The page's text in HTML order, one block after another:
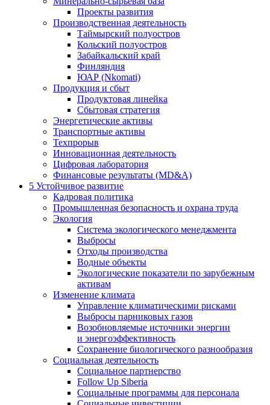
Проекты развития
Производственная деятельность
Таймырский полуостров
Кольский полуостров
Забайкальский край
Финляндия
ЮАР (Nkomati)
Продукция и сбыт
Продуктовая линейка
Сбытовая стратегия
Энергетические активы
Транспортные активы
Техпрорыв
Инновационная деятельность
Цифровая лаборатория
Финансовые результаты (MD&A)
5 Устойчивое развитие
Кадровая политика
Промышленная безопасность и охрана труда
Экология
Система экологического менеджмента
Выбросы
Отходы производства
Водные объекты
Экологические показатели по зарубежным
активам
Изменение климата
Управление климатическими рисками
Выбросы парниковых газов
Возобновляемые источники энергии
и энергоэффективность
Сохранение биологического разнообразия
Социальная деятельность
Социальное партнерство
Follow Up Siberia
Социальные программы для персонала